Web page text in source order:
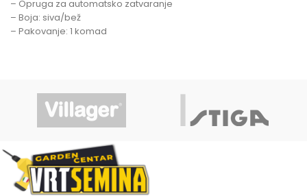
– Opruga za automatsko zatvaranje
– Boja: siva/bež
– Pakovanje: 1 komad